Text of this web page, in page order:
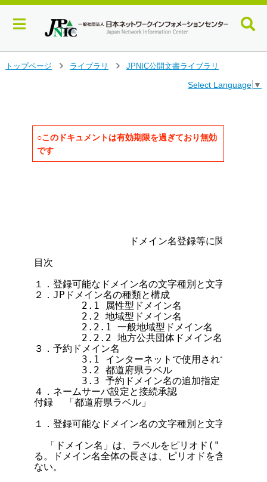
トップページ
ライブラリ
JPNIC公開文書ライブラリ
Select Language ▼
○このドキュメントは有効期限を過ぎており無効
です
ドメイン名登録等に関する技術
目次
１．登録可能なドメイン名の文字種別と文字列
２．JPドメイン名の種類と構成
        2.1 属性型ドメイン名
        2.2 地域型ドメイン名
        2.2.1 一般地域型ドメイン名
        2.2.2 地方公共団体ドメイン名
３．予約ドメイン名
3.1 インターネットで使用されている特
        3.2 都道府県ラベル
        3.3 予約ドメイン名の追加指定
４．ネームサーバ設定と接続承認
付録  「都道府県ラベル」
１．登録可能なドメイン名の文字種別と文字列
「ドメイン名」は、ラベルをピリオド(".")で区
る。ドメイン名全体の長さは、ピリオドを含んで255
ない。